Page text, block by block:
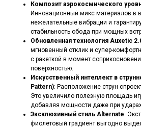
Композит аэрокосмического
Инновационный микс материалов в
нежелательные вибрации и
стабильность обода при мощных
Обновленная технология Auxetic
мгновенный отклик и супер-
с ракеткой в момент
поверхностью.
Искусственный интеллект в
Pattern): Расположение струн
Это увеличило полезную площадь
добавляя мощности даже при
Эксклюзивный стиль Alternate:
фиолетовый градиент выгодно